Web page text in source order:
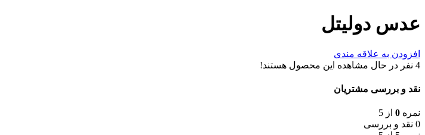
عدس دولیتل
افزودن به علاقه مندی
4 نفر در حال مشاهده این محصول هستند!
نقد و بررسی مشتریان
نمره 0 از 5
0 نقد و بررسی